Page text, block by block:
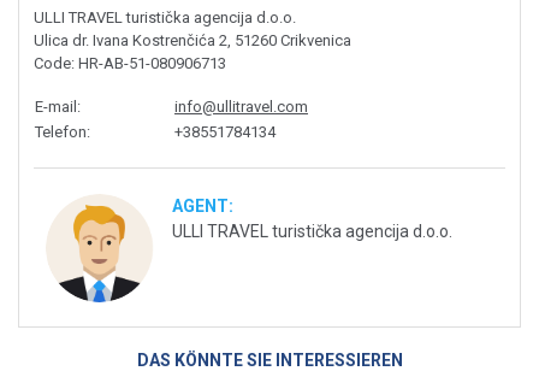
ULLI TRAVEL turistička agencija d.o.o.
Ulica dr. Ivana Kostrenčića 2, 51260 Crikvenica
Code: HR-AB-51-080906713
E-mail :
info@ullitravel.com
Telefon: +38551784134
AGENT:
ULLI TRAVEL turistička agencija d.o.o.
DAS KÖNNTE SIE INTERESSIEREN